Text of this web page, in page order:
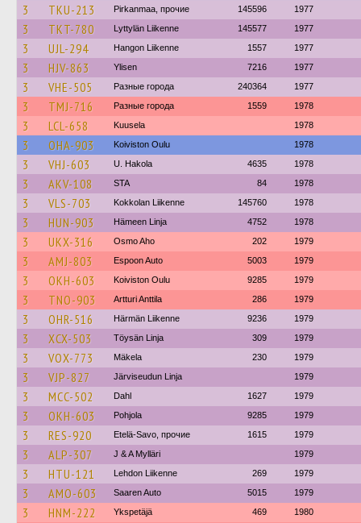
3 TKU-213 Pirkanmaa, прочие 145596 1977
3 TKT-780 Lyttylän Liikenne 145577 1977
3 UJL-294 Hangon Liikenne 1557 1977
3 HJV-863 Ylisen 7216 1977
3 VHE-505 Разные города 240364 1977
3 TMJ-716 Разные города 1559 1978
3 LCL-658 Kuusela 1978
3 OHA-903 Koiviston Oulu 1978
3 VHJ-603 U. Hakola 4635 1978
3 AKV-108 STA 84 1978
3 VLS-703 Kokkolan Liikenne 145760 1978
3 HUN-903 Hämeen Linja 4752 1978
3 UKX-316 Osmo Aho 202 1979
3 AMJ-803 Espoon Auto 5003 1979
3 OKH-603 Koiviston Oulu 9285 1979
3 TNO-903 Artturi Anttila 286 1979
3 OHR-516 Härmän Liikenne 9236 1979
3 XCX-503 Töysän Linja 309 1979
3 VOX-773 Mäkela 230 1979
3 VJP-827 Järviseudun Linja 1979
3 MCC-502 Dahl 1627 1979
3 OKH-603 Pohjola 9285 1979
3 RES-920 Etelä-Savo, прочие 1615 1979
3 ALP-307 J & A Mylläri 1979
3 HTU-121 Lehdon Liikenne 269 1979
3 AMO-603 Saaren Auto 5015 1979
3 HNM-222 Ykspetäjä 469 1980